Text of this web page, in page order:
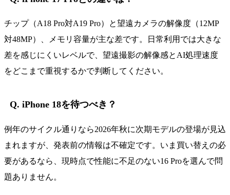
チップ（A18 Pro対A19 Pro）と望遠カメラの解像度（12MP
対48MP）、メモリ容量が主な差です。日常利用では大きな
差を感じにくいレベルで、望遠撮影の解像感とAI処理速度
をどこまで重視するかで判断してください。
Q. iPhone 18を待つべき？
例年のサイクル通りなら2026年秋に次期モデルの登場が見込
まれますが、発表前の情報は不確定です。いま買い替えの必
要があるなら、現時点で性能に不足のない16 Proを選んで問
題ありません。